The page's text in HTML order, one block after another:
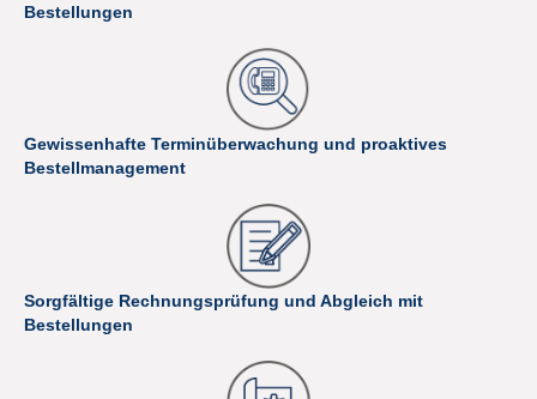
Bestellungen
Gewissenhafte Terminüberwachung und proaktives
Bestellmanagement
Sorgfältige Rechnungsprüfung und Abgleich mit
Bestellungen